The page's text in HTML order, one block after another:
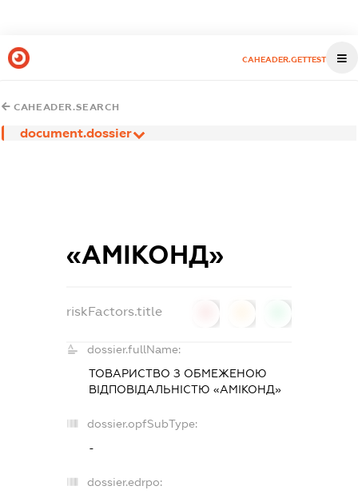
CAHEADER.GETTEST
CAHEADER.SEARCH
document.dossier
«АМІКОНД»
riskFactors.title
dossier.fullName:
ТОВАРИСТВО З ОБМЕЖЕНОЮ
ВІДПОВІДАЛЬНІСТЮ «АМІКОНД»
dossier.opfSubType:
-
dossier.edrpo: